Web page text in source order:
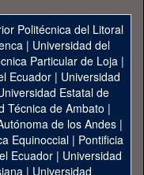
Politécnica del Litoral
| Universidad del
Particular de Loja|
Ecuador| Universidad
Estatal de
Técnica de Ambato |
de los Andes|
Equinoccial| Pontificia
Ecuador | Universidad
| Universidad